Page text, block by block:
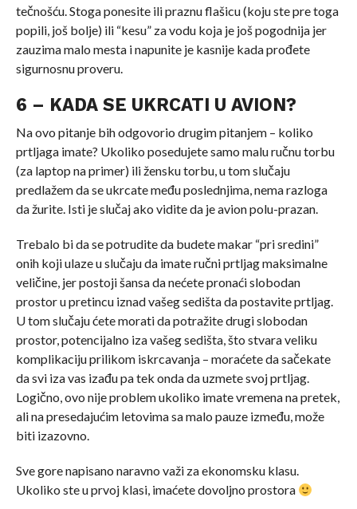
tečnošću. Stoga ponesite ili praznu flašicu (koju ste pre toga
popili, još bolje) ili “kesu” za vodu koja je još pogodnija jer
zauzima malo mesta i napunite je kasnije kada prođete
sigurnosnu proveru.
6 – KADA SE UKRCATI U AVION?
Na ovo pitanje bih odgovorio drugim pitanjem – koliko
prtljaga imate? Ukoliko posedujete samo malu ručnu torbu
(za laptop na primer) ili žensku torbu, u tom slučaju
predlažem da se ukrcate među poslednjima, nema razloga
da žurite. Isti je slučaj ako vidite da je avion polu-prazan.
Trebalo bi da se potrudite da budete makar “pri sredini”
onih koji ulaze u slučaju da imate ručni prtljag maksimalne
veličine, jer postoji šansa da nećete pronaći slobodan
prostor u pretincu iznad vašeg sedišta da postavite prtljag.
U tom slučaju ćete morati da potražite drugi slobodan
prostor, potencijalno iza vašeg sedišta, što stvara veliku
komplikaciju prilikom iskrcavanja – moraćete da sačekate
da svi iza vas izađu pa tek onda da uzmete svoj prtljag.
Logično, ovo nije problem ukoliko imate vremena na pretek,
ali na presedajućim letovima sa malo pauze između, može
biti izazovno.
Sve gore napisano naravno važi za ekonomsku klasu.
Ukoliko ste u prvoj klasi, imaćete dovoljno prostora